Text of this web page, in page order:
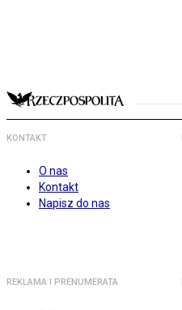
KONTAKT
O nas
Kontakt
Napisz do nas
REKLAMA I PRENUMERATA